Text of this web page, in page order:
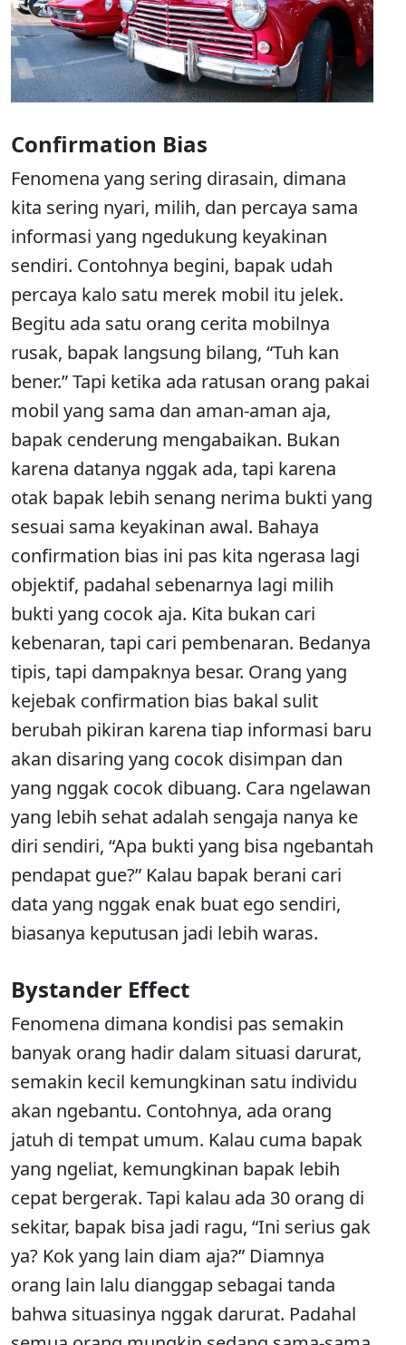
Confirmation Bias
Fenomena yang sering dirasain, dimana
kita sering nyari, milih, dan percaya sama
informasi yang ngedukung keyakinan
sendiri. Contohnya begini, bapak udah
percaya kalo satu merek mobil itu jelek.
Begitu ada satu orang cerita mobilnya
rusak, bapak langsung bilang, “Tuh kan
bener.” Tapi ketika ada ratusan orang pakai
mobil yang sama dan aman-aman aja,
bapak cenderung mengabaikan. Bukan
karena datanya nggak ada, tapi karena
otak bapak lebih senang nerima bukti yang
sesuai sama keyakinan awal. Bahaya
confirmation bias ini pas kita ngerasa lagi
objektif, padahal sebenarnya lagi milih
bukti yang cocok aja. Kita bukan cari
kebenaran, tapi cari pembenaran. Bedanya
tipis, tapi dampaknya besar. Orang yang
kejebak confirmation bias bakal sulit
berubah pikiran karena tiap informasi baru
akan disaring yang cocok disimpan dan
yang nggak cocok dibuang. Cara ngelawan
yang lebih sehat adalah sengaja nanya ke
diri sendiri, “Apa bukti yang bisa ngebantah
pendapat gue?” Kalau bapak berani cari
data yang nggak enak buat ego sendiri,
biasanya keputusan jadi lebih waras.
Bystander Effect
Fenomena dimana kondisi pas semakin
banyak orang hadir dalam situasi darurat,
semakin kecil kemungkinan satu individu
akan ngebantu. Contohnya, ada orang
jatuh di tempat umum. Kalau cuma bapak
yang ngeliat, kemungkinan bapak lebih
cepat bergerak. Tapi kalau ada 30 orang di
sekitar, bapak bisa jadi ragu, “Ini serius gak
ya? Kok yang lain diam aja?” Diamnya
orang lain lalu dianggap sebagai tanda
bahwa situasinya nggak darurat. Padahal